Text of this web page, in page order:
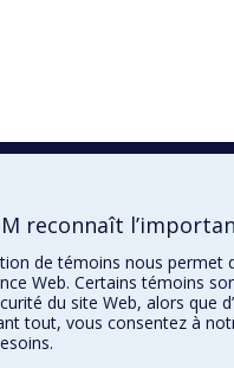
reconnaît
de témoins nous permet
Web. Certains témoins
du site Web, alors que
tout, vous consentez à